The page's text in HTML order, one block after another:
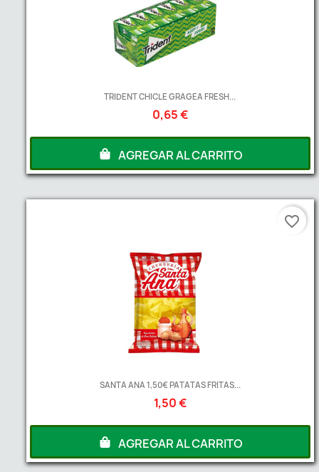
TRIDENT CHICLE GRAGEA FRESH...
0,65 €
AGREGAR AL CARRITO
SANTA ANA 1,50€ PATATAS FRITAS...
1,50 €
AGREGAR AL CARRITO
favorite_border